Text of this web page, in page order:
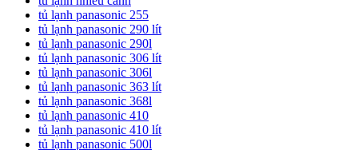
tủ lạnh panasonic 255
tủ lạnh panasonic 290 lít
tủ lạnh panasonic 290l
tủ lạnh panasonic 306 lít
tủ lạnh panasonic 306l
tủ lạnh panasonic 363 lít
tủ lạnh panasonic 368l
tủ lạnh panasonic 410
tủ lạnh panasonic 410 lít
tủ lạnh panasonic 500l